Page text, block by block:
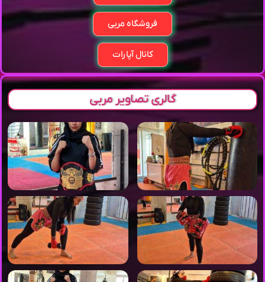
فروشگاه مربی
کانال آپارات
گالری تصاویر مربی